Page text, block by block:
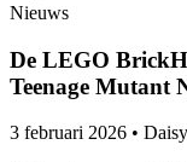
Nieuws
De LEGO
Teenage Mutant
3 februari 2026 •